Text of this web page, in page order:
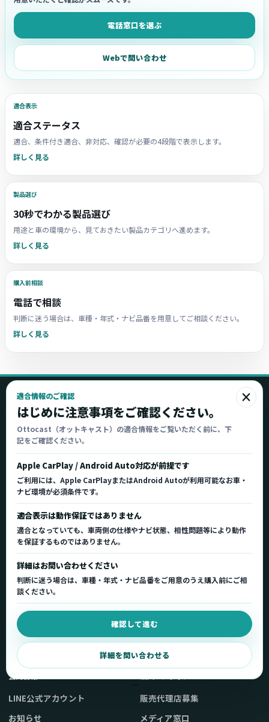
電話窓口を選ぶ
Webで問い合わせ
適合表示
適合ステータス
適合、条件付き適合、非対応、確認が必要の4段階で表示します。
詳しく見る
製品選び
30秒でわかる製品選び
用途と車の環境から、見ておきたい製品カテゴリへ進めます。
詳しく見る
購入前相談
電話で相談
判断に迷う場合は、車種・年式・ナビ品番を用意してご相談ください。
詳しく見る
×
適合情報のご確認
はじめに注意事項をご確認ください。
Ottocast（オットキャスト）の適合情報をご覧いただく前に、下
記をご確認ください。
Apple CarPlay / Android Auto対応が前提です
ご利用には、Apple CarPlayまたはAndroid Autoが利用可能なお車・
ナビ環境が必須条件です。
適合表示は動作保証ではありません
適合となっていても、車両側の仕様やナビ状態、相性問題等により動作
を保証するものではありません。
詳細はお問い合わせください
判断に迷う場合は、車種・年式・ナビ品番をご用意のうえ購入前にご相
談ください。
確認して進む
詳細を問い合わせる
Ottocast
オットキャスト
Ottocast正規販売代理店 Azgate株式会社
Ottocast（オットキャスト）の製品情報、車種適
合、サポート情報を日本国内向けに整理してご案内し
ます。
正規販売代理店 車種適合情報 国内サポート窓口
製品を探す
製品一覧
車種適合を確認
用途から製品を選ぶ
取扱店舗・購入先
弊社販売ストアへ
Q&A・症状別サポート
起動不良復旧サービス
公式情報
LINE公式アカウント
お知らせ
販売代理店募集
メディア窓口